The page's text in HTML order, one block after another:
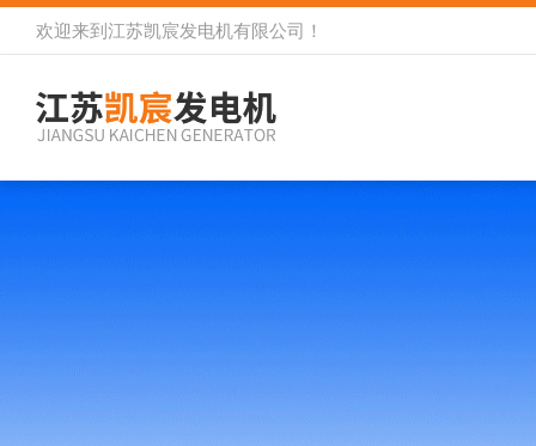
欢迎来到 江苏凯宸发电机有限公司 ！